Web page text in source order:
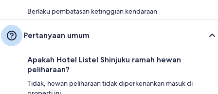
Berlaku pembatasan ketinggian kendaraan
Pertanyaan umum
Apakah Hotel Listel Shinjuku ramah hewan
peliharaan?
Tidak, hewan peliharaan tidak diperkenankan masuk di